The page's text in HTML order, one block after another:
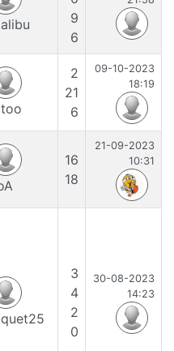
9
6
2
21
6
09-10-2023
18:19
16
18
21-09-2023
10:31
3
4
2
0
30-08-2023
14:23